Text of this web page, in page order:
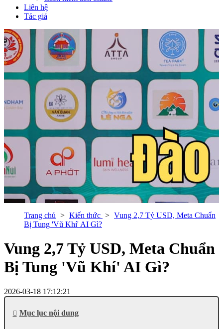
Liên hệ
Tác giả
Trang chủ Kiến thức
Vung 2,7 Tỷ USD, Meta Chuẩn
Bị Tung 'Vũ Khí' AI Gì?
Vung 2,7 Tỷ USD, Meta Chuẩn
Bị Tung 'Vũ Khí' AI Gì?
2026-03-18 17:12:21
Mục lục nội dung